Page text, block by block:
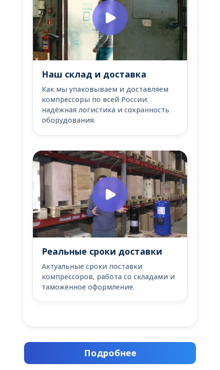
Наш склад и доставка
Как мы упаковываем и доставляем
компрессоры по всей России:
надёжная логистика и сохранность
оборудования.
Реальные сроки доставки
Актуальные сроки поставки
компрессоров, работа со складами и
таможенное оформление.
Подробнее